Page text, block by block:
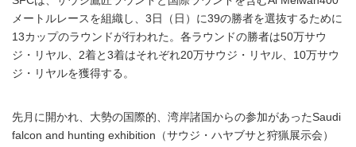
メートルレースを組織し、3日（日）に39の勝者を選抜するために
13カップのラウンドが行われた。各ラウンドの勝者は50万サウ
ジ・リヤル、2着と3着はそれぞれ20万サウジ・リヤル、10万サウ
ジ・リヤルを獲得する。
先月に開かれ、大勢の国際的、湾岸諸国からの参加があったSaudi
falcon and hunting exhibition（サウジ・ハヤブサと狩猟展示会）